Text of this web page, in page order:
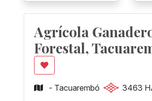
Agrícola
Forestal,
- Tacuarembó
3463